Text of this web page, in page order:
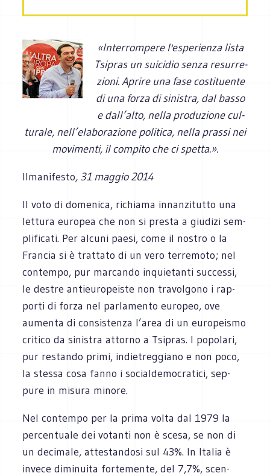
«Inter­rom­pere l'espe­rienza lista
Tsipras un sui­ci­dio senza resur­re­
zioni. Aprire una fase costi­tuente
di una forza di sini­stra, dal basso
e dall’alto, nella produzione cul­
tu­rale, nell’elaborazione poli­tica, nella prassi nei
movi­menti, il com­pito che ci spetta.».
Ilmanifesto, 31 maggio 2014
Il voto di dome­nica, richiama innan­zi­tutto una
let­tura euro­pea che non si pre­sta a giu­dizi sem­
pli­fi­cati. Per alcuni paesi, come il nostro o la
Fran­cia si è trat­tato di un vero ter­re­moto; nel
con­tempo, pur mar­cando inquie­tanti suc­cessi,
le destre anti­eu­ro­pei­ste non tra­vol­gono i rap­
porti di forza nel par­la­mento euro­peo, ove
aumenta di con­si­stenza l’area di un euro­pei­smo
cri­tico da sini­stra attorno a Tsi­pras. I popo­lari,
pur restando primi, indie­treg­giano e non poco,
la stessa cosa fanno i social­de­mo­cra­tici, sep­
pure in misura minore.
Nel con­tempo per la prima volta dal 1979 la
per­cen­tuale dei votanti non è scesa, se non di
un deci­male, atte­stan­dosi sul 43%. In Ita­lia è
invece dimi­nuita for­te­mente, del 7,7%, scen­